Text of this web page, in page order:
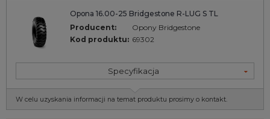
Opona 16.00-25 Bridgestone R-LUG S TL
Producent:
Opony Bridgestone
Kod produktu: 69302
Specyfikacja
W celu uzyskania informacji na temat produktu prosimy o kontakt.